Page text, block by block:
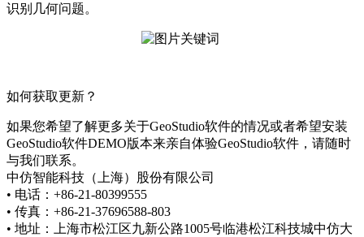
识别几何问题。
如何获取更新？
如果您希望了解更多关于GeoStudio软件的情况或者希望安装
GeoStudio软件DEMO版本来亲自体验GeoStudio软件，请随时
与我们联系。
中仿智能科技（上海）股份有限公司
• 电话：+86-21-80399555
• 传真：+86-21-37696588-803
• 地址：上海市松江区九新公路1005号临港松江科技城中仿大